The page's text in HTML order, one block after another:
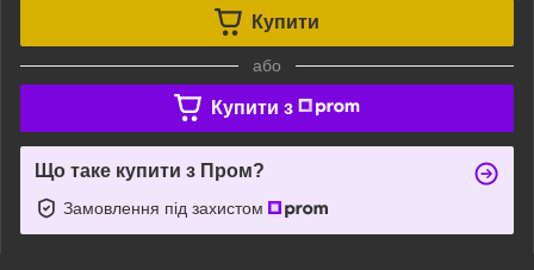
Купити
або
Купити з
Що таке купити з Пром?
Замовлення під захистом